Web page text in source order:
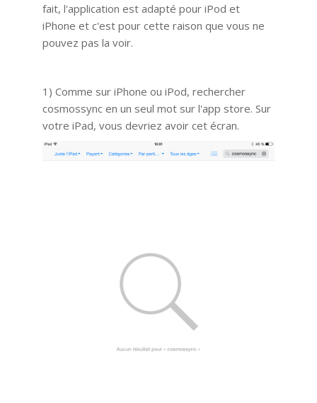
fait, l'application est adapté pour iPod et
iPhone et c'est pour cette raison que vous ne
pouvez pas la voir.
1) Comme sur iPhone ou iPod, rechercher
cosmossync en un seul mot sur l'app store. Sur
votre iPad, vous devriez avoir cet écran.